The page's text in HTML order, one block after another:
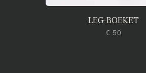
LEG-BOEKET
€ 50